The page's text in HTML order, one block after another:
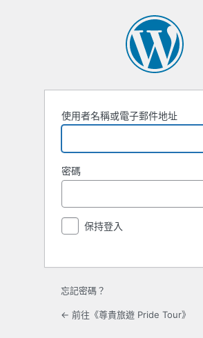
使用者名稱或電子郵件地址
密碼
保持登入
忘記密碼？
← 前往《尊貴旅遊 Pride Tour》